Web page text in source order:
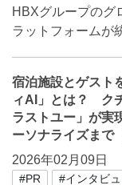
HBXグループのグ
ラットフォームが
宿泊施設とゲスト
ィAI」とは？ ク
ラストユー」が実
ーソナライズまで
2026年02月09日
#PR #インタビ